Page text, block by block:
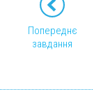
Попереднє
завдання